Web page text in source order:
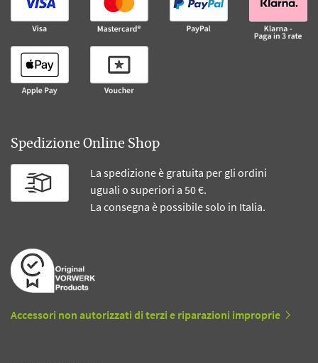
Spedizione Online Shop
La spedizione è gratuita per gli ordini
uguali o superiori a 50 €.
La consegna è possibile solo in Italia.
Accessori non autorizzati di terzi e riparazioni improprie